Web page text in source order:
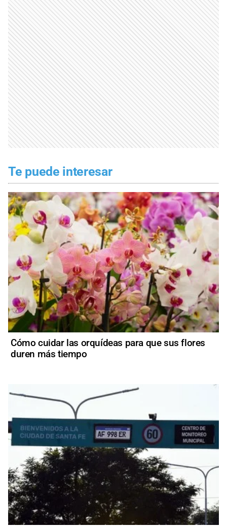
Te puede interesar
Cómo cuidar las orquídeas para que sus flores
duren más tiempo